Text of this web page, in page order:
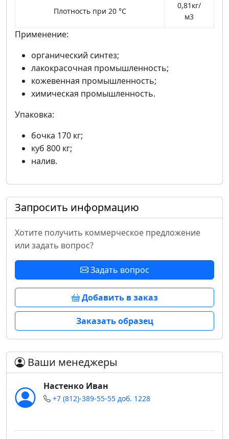
Плотность при 20 °С
0,81кг/
м3
Применение:
органический синтез;
лакокрасочная промышленность;
кожевенная промышленность;
химическая промышленность.
Упаковка:
бочка 170 кг;
куб 800 кг;
налив.
Запросить информацию
Хотите получить коммерческое предложение
или задать вопрос?
Задать вопрос
Добавить в заказ
Заказать образец
Ваши менеджеры
Настенко Иван
+7 (812)-389-55-55 доб. 1228